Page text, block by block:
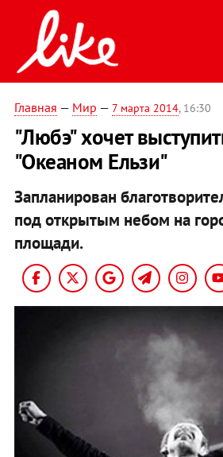
Главная — Мир — 7 марта 2014, 16:30
"Любэ" хочет
"Океаном Ельзи"
Запланирован
под открытым небом на
площади.